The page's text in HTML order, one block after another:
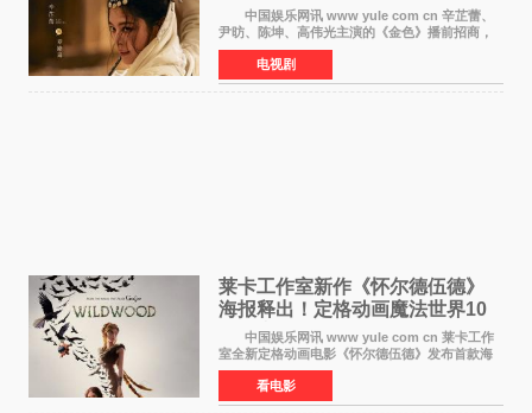
中国娱乐网讯 www yule com cn 辛芷蕾、
尹昉、陈坤、高伟光主演的《金色》播前招商，
预计8月腾讯视频开播。这部年代剧汇集了众多实
力派演员，阵容强大，引发了观众的广泛关
注。 《金色》
电视剧
莱卡工作室新作《怀尔德伍德》
海报释出！定格动画魔法世界10
月开启
中国娱乐网讯 www yule com cn 莱卡工作
室全新定格动画电影《怀尔德伍德》发布首款海
报，女孩为找回弟弟走入黑暗、宏大的林中魔法
世界，一场关于勇气与亲情的奇幻冒险即将展
开。 本片由特
看电影